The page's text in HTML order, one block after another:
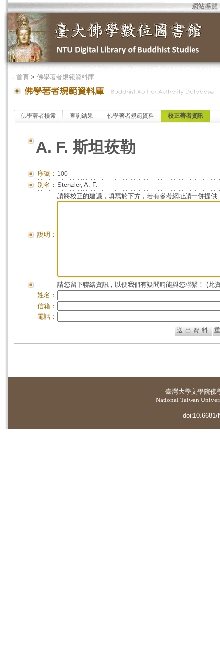
網站導覽
． 首頁 > 佛學著者規範資料庫
佛學著者檢索 查詢結果 佛學著者規範資料 校正著者資訊
A. F. 斯坦莰勒
序號： 100
別名： Stenzler, A. F.
說明：
請將校正的建議，填寫於下方，若有參考網址請一併提供
請您留下聯絡資訊，以便我們有疑問時能與您聯繫！ (此
姓名：
信箱：
電話：
臺灣大學文學院佛
National Taiwan
doi:10.6681/